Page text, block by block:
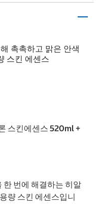
촉촉하고 맑은 안색
스킨 에센스
스킨에센스 520ml +
한 번에 해결하는 히알
량 스킨 에센스입니